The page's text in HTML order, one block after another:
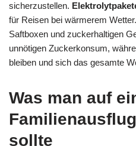
sicherzustellen.
für Reisen bei wärmerem
Saftboxen und zuckerhaltigen
unnötigen Zuckerkonsum,
bleiben und sich das gesamte
Was man auf
sollte